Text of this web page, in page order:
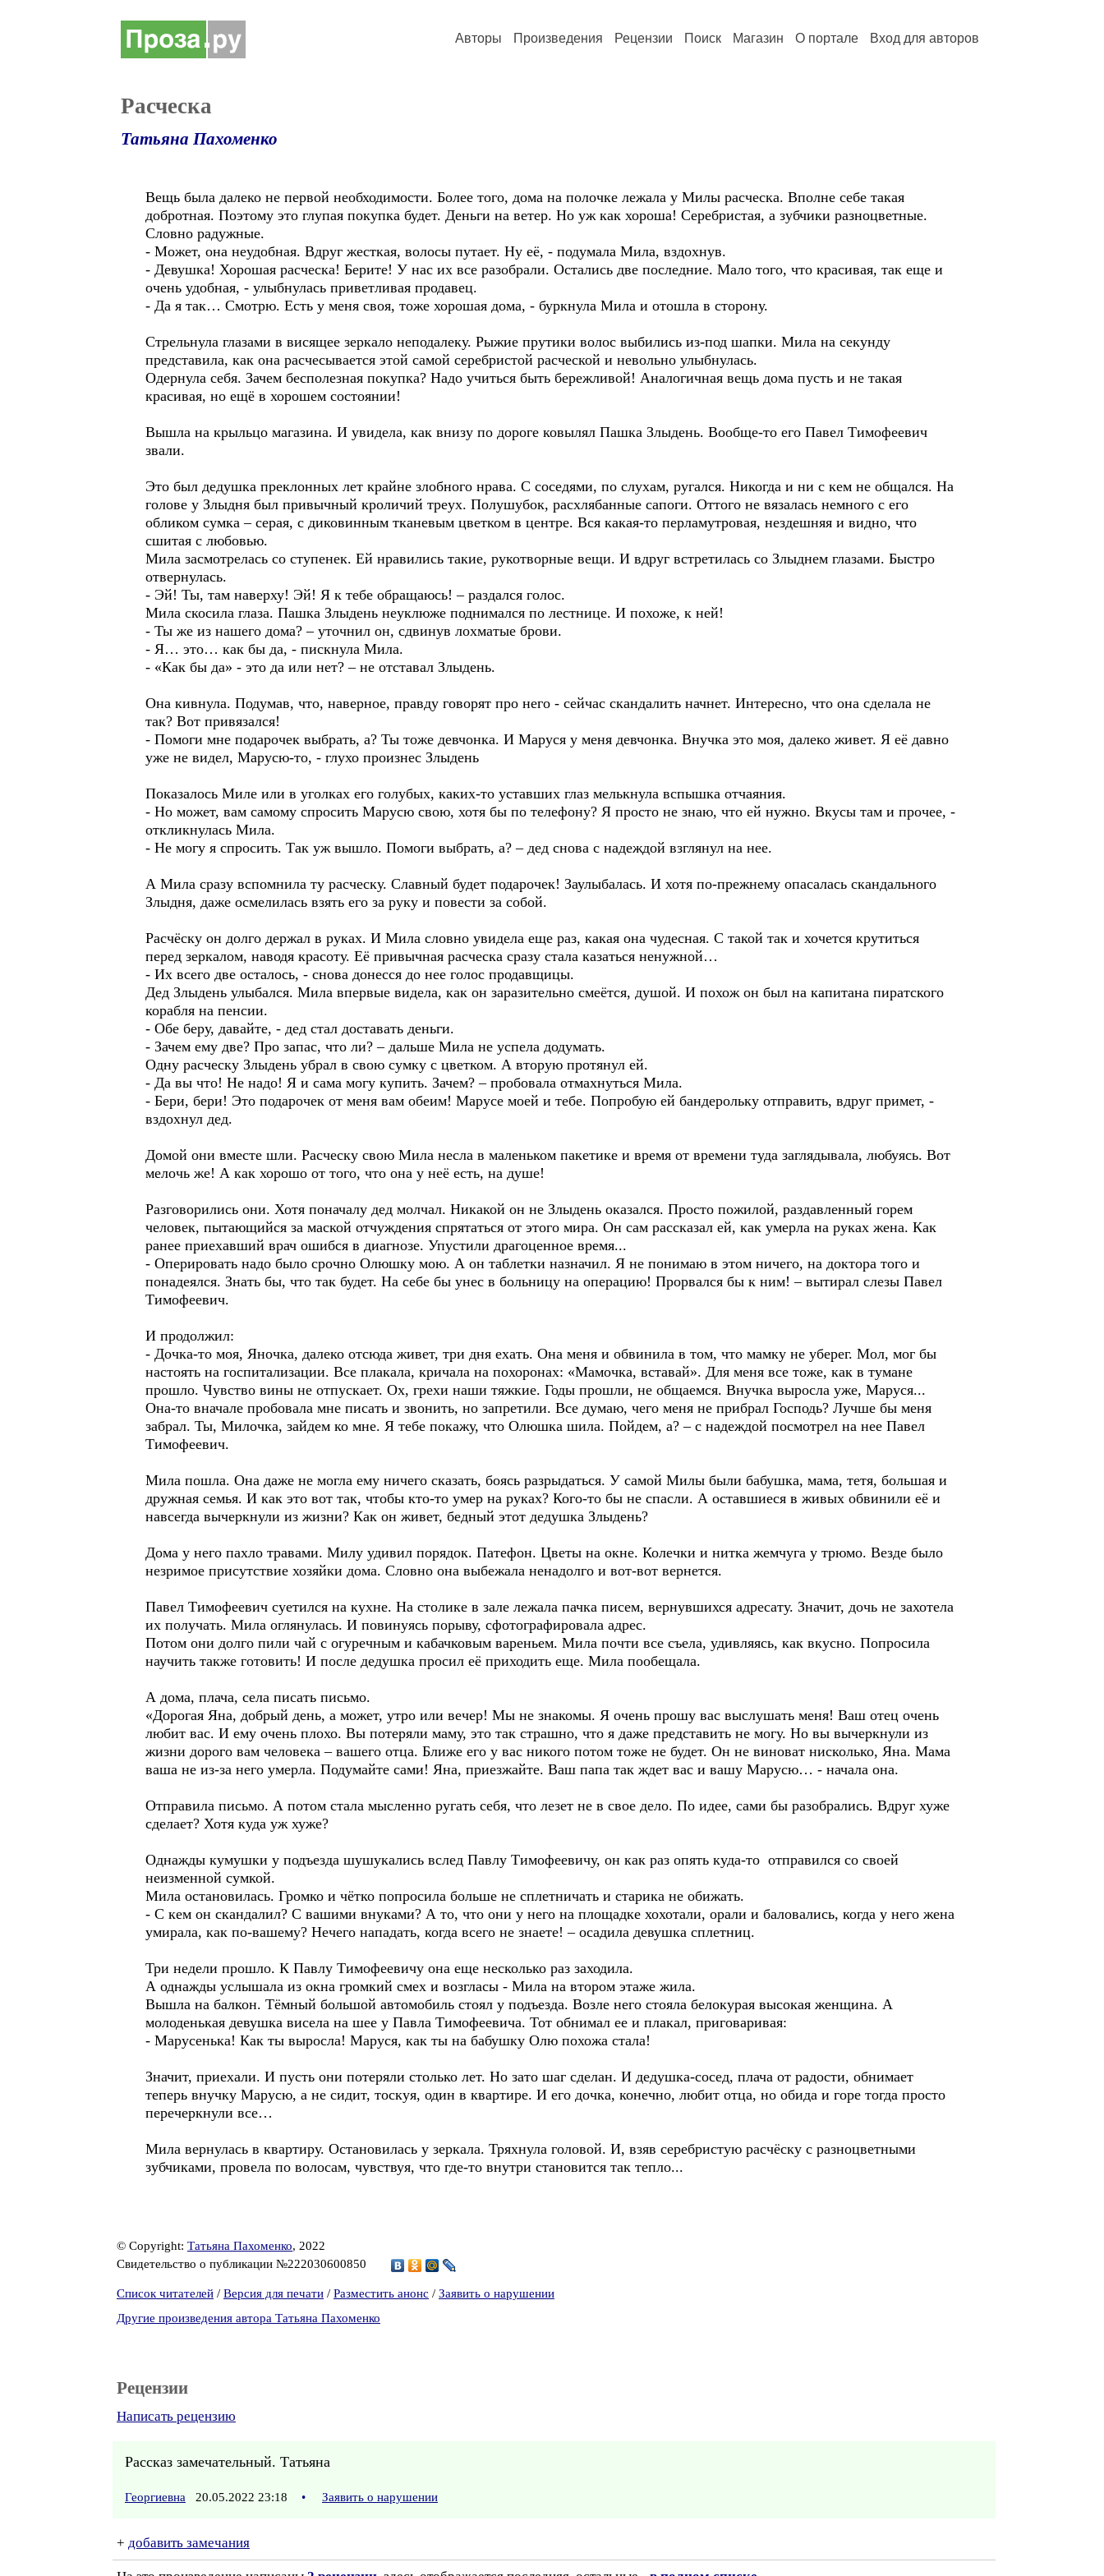
Авторы Произведения Рецензии Поиск Магазин О портале Вход для авторов
Расческа
Татьяна Пахоменко
Вещь была далеко не первой необходимости. Более того, дома на полочке лежала у Милы расческа. Вполне себе такая
добротная. Поэтому это глупая покупка будет. Деньги на ветер. Но уж как хороша! Серебристая, а зубчики разноцветные.
Словно радужные.
- Может, она неудобная. Вдруг жесткая, волосы путает. Ну её, - подумала Мила, вздохнув.
- Девушка! Хорошая расческа! Берите! У нас их все разобрали. Остались две последние. Мало того, что красивая, так еще и
очень удобная, - улыбнулась приветливая продавец.
- Да я так… Смотрю. Есть у меня своя, тоже хорошая дома, - буркнула Мила и отошла в сторону.
Стрельнула глазами в висящее зеркало неподалеку. Рыжие прутики волос выбились из-под шапки. Мила на секунду
представила, как она расчесывается этой самой серебристой расческой и невольно улыбнулась.
Одернула себя. Зачем бесполезная покупка? Надо учиться быть бережливой! Аналогичная вещь дома пусть и не такая
красивая, но ещё в хорошем состоянии!
Вышла на крыльцо магазина. И увидела, как внизу по дороге ковылял Пашка Злыдень. Вообще-то его Павел Тимофеевич
звали.
Это был дедушка преклонных лет крайне злобного нрава. С соседями, по слухам, ругался. Никогда и ни с кем не общался. На
голове у Злыдня был привычный кроличий треух. Полушубок, расхлябанные сапоги. Оттого не вязалась немного с его
обликом сумка – серая, с диковинным тканевым цветком в центре. Вся какая-то перламутровая, нездешняя и видно, что
сшитая с любовью.
Мила засмотрелась со ступенек. Ей нравились такие, рукотворные вещи. И вдруг встретилась со Злыднем глазами. Быстро
отвернулась.
- Эй! Ты, там наверху! Эй! Я к тебе обращаюсь! – раздался голос.
Мила скосила глаза. Пашка Злыдень неуклюже поднимался по лестнице. И похоже, к ней!
- Ты же из нашего дома? – уточнил он, сдвинув лохматые брови.
- Я… это… как бы да, - пискнула Мила.
- «Как бы да» - это да или нет? – не отставал Злыдень.
Она кивнула. Подумав, что, наверное, правду говорят про него - сейчас скандалить начнет. Интересно, что она сделала не
так? Вот привязался!
- Помоги мне подарочек выбрать, а? Ты тоже девчонка. И Маруся у меня девчонка. Внучка это моя, далеко живет. Я её давно
уже не видел, Марусю-то, - глухо произнес Злыдень
Показалось Миле или в уголках его голубых, каких-то уставших глаз мелькнула вспышка отчаяния.
- Но может, вам самому спросить Марусю свою, хотя бы по телефону? Я просто не знаю, что ей нужно. Вкусы там и прочее, -
откликнулась Мила.
- Не могу я спросить. Так уж вышло. Помоги выбрать, а? – дед снова с надеждой взглянул на нее.
А Мила сразу вспомнила ту расческу. Славный будет подарочек! Заулыбалась. И хотя по-прежнему опасалась скандального
Злыдня, даже осмелилась взять его за руку и повести за собой.
Расчёску он долго держал в руках. И Мила словно увидела еще раз, какая она чудесная. С такой так и хочется крутиться
перед зеркалом, наводя красоту. Её привычная расческа сразу стала казаться ненужной…
- Их всего две осталось, - снова донесся до нее голос продавщицы.
Дед Злыдень улыбался. Мила впервые видела, как он заразительно смеётся, душой. И похож он был на капитана пиратского
корабля на пенсии.
- Обе беру, давайте, - дед стал доставать деньги.
- Зачем ему две? Про запас, что ли? – дальше Мила не успела додумать.
Одну расческу Злыдень убрал в свою сумку с цветком. А вторую протянул ей.
- Да вы что! Не надо! Я и сама могу купить. Зачем? – пробовала отмахнуться Мила.
- Бери, бери! Это подарочек от меня вам обеим! Марусе моей и тебе. Попробую ей бандерольку отправить, вдруг примет, -
вздохнул дед.
Домой они вместе шли. Расческу свою Мила несла в маленьком пакетике и время от времени туда заглядывала, любуясь. Вот
мелочь же! А как хорошо от того, что она у неё есть, на душе!
Разговорились они. Хотя поначалу дед молчал. Никакой он не Злыдень оказался. Просто пожилой, раздавленный горем
человек, пытающийся за маской отчуждения спрятаться от этого мира. Он сам рассказал ей, как умерла на руках жена. Как
ранее приехавший врач ошибся в диагнозе. Упустили драгоценное время...
- Оперировать надо было срочно Олюшку мою. А он таблетки назначил. Я не понимаю в этом ничего, на доктора того и
понадеялся. Знать бы, что так будет. На себе бы унес в больницу на операцию! Прорвался бы к ним! – вытирал слезы Павел
Тимофеевич.
И продолжил:
- Дочка-то моя, Яночка, далеко отсюда живет, три дня ехать. Она меня и обвинила в том, что мамку не уберег. Мол, мог бы
настоять на госпитализации. Все плакала, кричала на похоронах: «Мамочка, вставай». Для меня все тоже, как в тумане
прошло. Чувство вины не отпускает. Ох, грехи наши тяжкие. Годы прошли, не общаемся. Внучка выросла уже, Маруся...
Она-то вначале пробовала мне писать и звонить, но запретили. Все думаю, чего меня не прибрал Господь? Лучше бы меня
забрал. Ты, Милочка, зайдем ко мне. Я тебе покажу, что Олюшка шила. Пойдем, а? – с надеждой посмотрел на нее Павел
Тимофеевич.
Мила пошла. Она даже не могла ему ничего сказать, боясь разрыдаться. У самой Милы были бабушка, мама, тетя, большая и
дружная семья. И как это вот так, чтобы кто-то умер на руках? Кого-то бы не спасли. А оставшиеся в живых обвинили её и
навсегда вычеркнули из жизни? Как он живет, бедный этот дедушка Злыдень?
Дома у него пахло травами. Милу удивил порядок. Патефон. Цветы на окне. Колечки и нитка жемчуга у трюмо. Везде было
незримое присутствие хозяйки дома. Словно она выбежала ненадолго и вот-вот вернется.
Павел Тимофеевич суетился на кухне. На столике в зале лежала пачка писем, вернувшихся адресату. Значит, дочь не захотела
их получать. Мила оглянулась. И повинуясь порыву, сфотографировала адрес.
Потом они долго пили чай с огуречным и кабачковым вареньем. Мила почти все съела, удивляясь, как вкусно. Попросила
научить также готовить! И после дедушка просил её приходить еще. Мила пообещала.
А дома, плача, села писать письмо.
«Дорогая Яна, добрый день, а может, утро или вечер! Мы не знакомы. Я очень прошу вас выслушать меня! Ваш отец очень
любит вас. И ему очень плохо. Вы потеряли маму, это так страшно, что я даже представить не могу. Но вы вычеркнули из
жизни дорого вам человека – вашего отца. Ближе его у вас никого потом тоже не будет. Он не виноват нисколько, Яна. Мама
ваша не из-за него умерла. Подумайте сами! Яна, приезжайте. Ваш папа так ждет вас и вашу Марусю… - начала она.
Отправила письмо. А потом стала мысленно ругать себя, что лезет не в свое дело. По идее, сами бы разобрались. Вдруг хуже
сделает? Хотя куда уж хуже?
Однажды кумушки у подъезда шушукались вслед Павлу Тимофеевичу, он как раз опять куда-то отправился со своей
неизменной сумкой.
Мила остановилась. Громко и чётко попросила больше не сплетничать и старика не обижать.
- С кем он скандалил? С вашими внуками? А то, что они у него на площадке хохотали, орали и баловались, когда у него жена
умирала, как по-вашему? Нечего нападать, когда всего не знаете! – осадила девушка сплетниц.
Три недели прошло. К Павлу Тимофеевичу она еще несколько раз заходила.
А однажды услышала из окна громкий смех и возгласы - Мила на втором этаже жила.
Вышла на балкон. Тёмный большой автомобиль стоял у подъезда. Возле него стояла белокурая высокая женщина. А
молоденькая девушка висела на шее у Павла Тимофеевича. Тот обнимал ее и плакал, приговаривая:
- Марусенька! Как ты выросла! Маруся, как ты на бабушку Олю похожа стала!
Значит, приехали. И пусть они потеряли столько лет. Но зато шаг сделан. И дедушка-сосед, плача от радости, обнимает
теперь внучку Марусю, а не сидит, тоскуя, один в квартире. И его дочка, конечно, любит отца, но обида и горе тогда просто
перечеркнули все…
Мила вернулась в квартиру. Остановилась у зеркала. Тряхнула головой. И, взяв серебристую расчёску с разноцветными
зубчиками, провела по волосам, чувствуя, что где-то внутри становится так тепло...
© Copyright: Татьяна Пахоменко, 2022
Свидетельство о публикации №222030600850
Список читателей / Версия для печати / Разместить анонс / Заявить о нарушении
Другие произведения автора Татьяна Пахоменко
Рецензии
Написать рецензию
Рассказ замечательный. Татьяна
Георгиевна 20.05.2022 23:18 • Заявить о нарушении
+ добавить замечания